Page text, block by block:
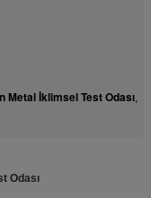
Metal İklimsel Test Odası,
Odası